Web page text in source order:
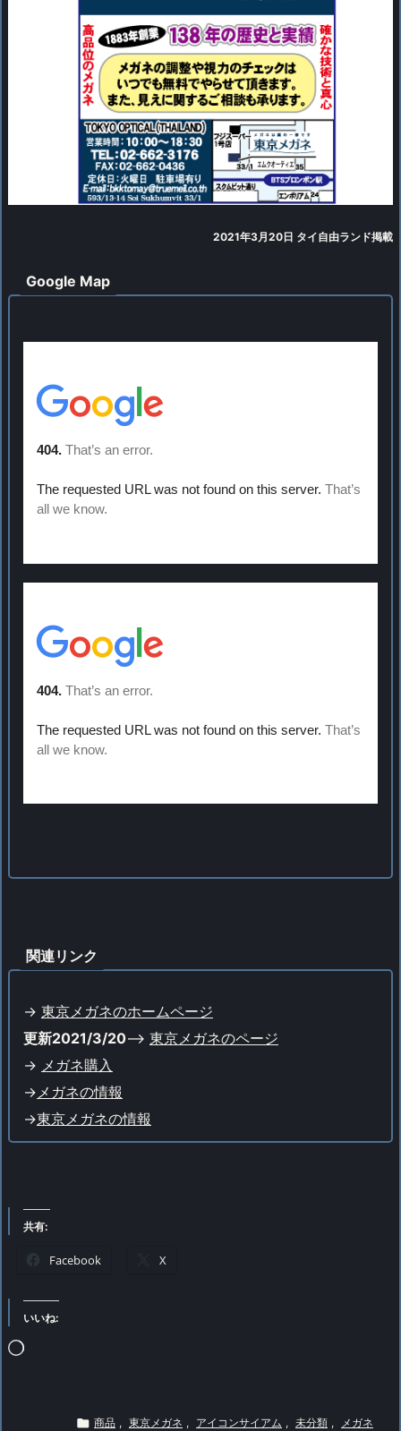
2021年3月20日 タイ自由ランド掲載
Google Map
関連リンク
-> 東京メガネのホームページ
更新2021/3/20– 東京メガネのページ
-> メガネ購入
->メガネの情報
->東京メガネの情報
共有:
Facebook X
いいね:
 商品 , 東京メガネ , アイコンサイアム , 未分類 , メガネ